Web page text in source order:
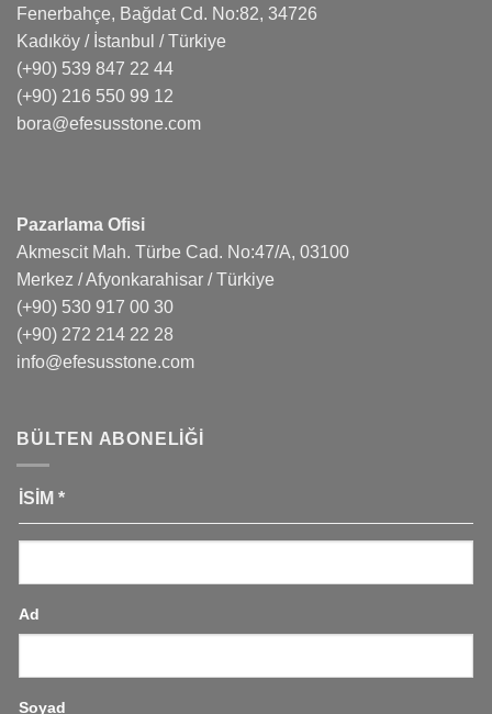
Fenerbahçe, Bağdat Cd. No:82, 34726
Kadıköy / İstanbul / Türkiye
(+90) 539 847 22 44
(+90) 216 550 99 12
bora@efesusstone.com
Pazarlama Ofisi
Akmescit Mah. Türbe Cad. No:47/A, 03100
Merkez / Afyonkarahisar / Türkiye
(+90) 530 917 00 30
(+90) 272 214 22 28
info@efesusstone.com
BÜLTEN ABONELIĞI
İSIM *
Ad
Soyad